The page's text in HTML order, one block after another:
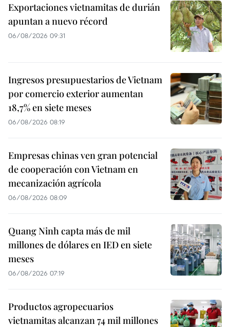
Exportaciones vietnamitas de durián
apuntan a nuevo récord
06/08/2026 09:31
Ingresos presupuestarios de Vietnam
por comercio exterior aumentan
18,7% en siete meses
06/08/2026 08:19
Empresas chinas ven gran potencial
de cooperación con Vietnam en
mecanización agrícola
06/08/2026 08:09
Quang Ninh capta más de mil
millones de dólares en IED en siete
meses
06/08/2026 07:19
Productos agropecuarios
vietnamitas alcanzan 74 mil millones